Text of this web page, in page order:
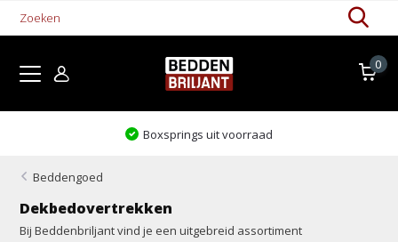
0
Levertijd 1-5 werkdagen
Beddengoed
Dekbedovertrekken
Bij Beddenbriljant vind je een uitgebreid assortiment